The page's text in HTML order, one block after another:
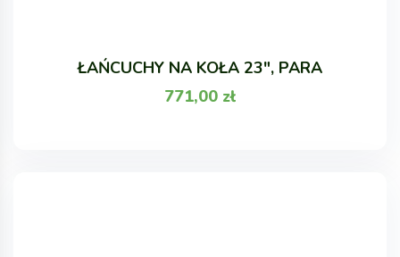
ŁAŃCUCHY NA KOŁA 23", PARA
771,00 zł